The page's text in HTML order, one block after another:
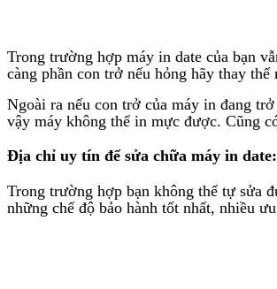
Trong trường hợp máy in date của bạn
càng phần con trở nếu hỏng hãy thay
Ngoài ra nếu con trở của máy in đang
vậy máy không thể in mực được. Cũng
Địa chỉ uy tín để sửa chữa máy in date:
Trong trường hợp bạn không thể tự sửa
những chế độ bảo hành tốt nhất, nhiều